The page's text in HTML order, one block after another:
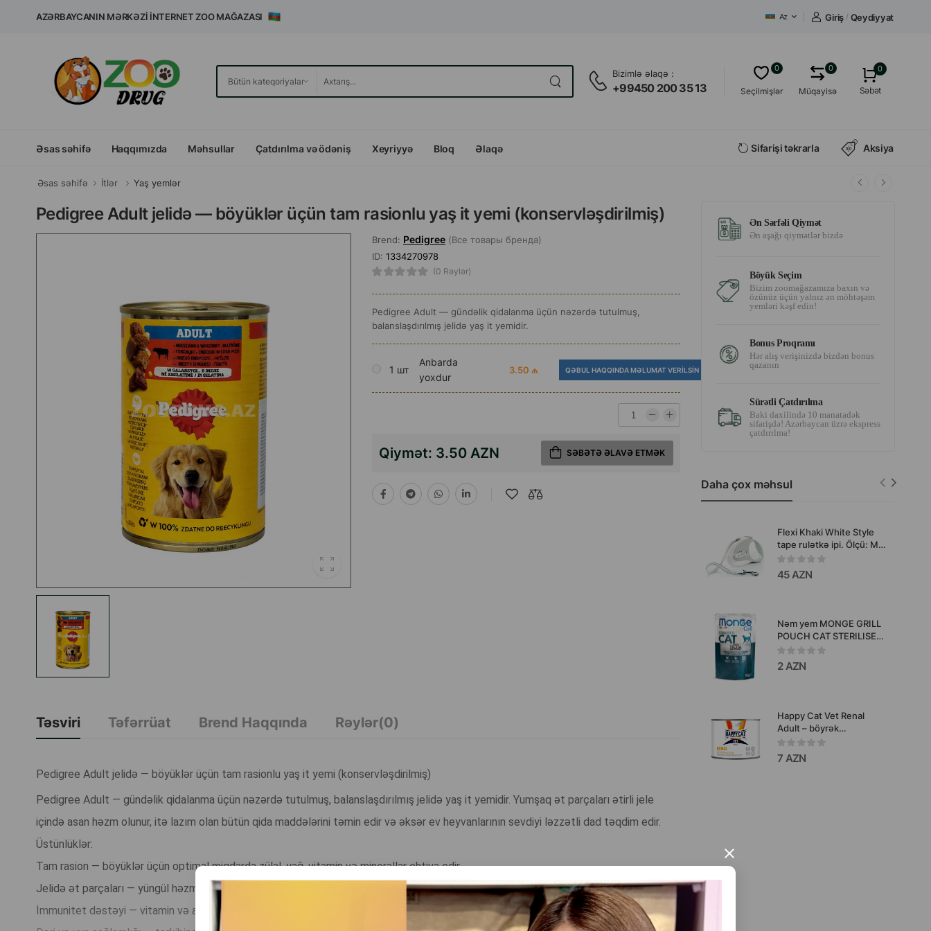
×
AZƏRBAYCANIN MƏRKƏZI İNTERNET ZOO MAĞAZASI Az Giriş / Qeydiyyat
Bizimlə əlaqə :
+99450 200 35 13 Seçilmişlər
0
Müqayisə
0 0
Səbət
Əsas səhifə Haqqımızda Məhsullar Çatdırılma və ödəniş Xeyriyyə Bloq Əlaqə Sifarişi təkrarla Aksiya
Əsas səhifə İtlər Yaş yemlər
Pedigree Adult jelidə — böyüklər üçün tam rasionlu yaş it yemi (konservləşdirilmiş)
Brend: Pedigree (Все товары бренда)
ID: 1334270978
(0 Rəylər)
Pedigree Adult — gündəlik qidalanma üçün nəzərdə tutulmuş,
balanslaşdırılmış jelidə yaş it yemidir.
1 шт
Anbarda
yoxdur
3.50 ₼ QƏBUL HAQQINDA MƏLUMAT VERILSIN
Qiymət: 3.50 AZN SƏBƏTƏ ƏLAVƏ ETMƏK
Təsviri Təfərrüat Brend Haqqında Rəylər(0)
Pedigree Adult jelidə — böyüklər üçün tam rasionlu yaş it yemi (konservləşdirilmiş)
Pedigree Adult — gündəlik qidalanma üçün nəzərdə tutulmuş, balanslaşdırılmış jelidə yaş it yemidir. Yumşaq ət parçaları ətirli jele
içində asan həzm olunur, itə lazım olan bütün qida maddələrini təmin edir və əksər ev heyvanlarının sevdiyi ləzzətli dad təqdim edir.
Üstünlüklər:
Tam rasion — böyüklər üçün optimal miqdarda zülal, yağ, vitamin və minerallar ehtiva edir.
Jelidə ət parçaları — yüngül həzm olunur və həssas həzm sistemi olan itlər üçün də uyğundur.
İmmunitet dəstəyi — vitamin və antioksidant kompleksi sayəsində.
Ən Sərfəli Qiymət
Ən aşağı qiymətlər bizdə
Böyük Seçim
Bizim zoomağazamıza baxın və
özünüz üçün yalnız ən möhtəşəm
yemləri kəşf edin!
Bonus Proqramı
Hər alış verişinizdə bizdən bonus
qazanın
Sürətli Çatdırılma
Baki daxilində 10 manatadək
sifarişdə! Azərbaycan üzrə ekspress
çatdırılma!
Daha çox məhsul
Flexi Khaki White Style
tape rulətkə ipi. Ölçü: M.
Rəng: Ağ Xaki. Uzunluq: 5
metr. 12 kq-a qədər.
45 AZN
Nəm yem MONGE GRILL
POUCH CAT STERILISED
yetkin qısırlaşdırılmış
pişiklər pişiklər üçün
alabalıq dadi ilə 85 qr.
2 AZN
Happy Cat Vet Renal
Adult – böyrək
çatışmazlığı olan pişiklər
üçün yaş yem, 200 q
7 AZN